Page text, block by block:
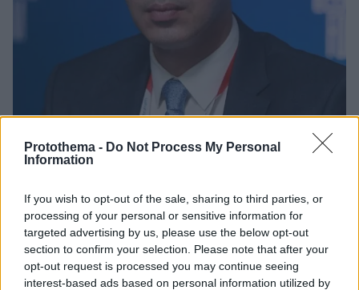
Protothema - Do Not Process My Personal
Information
If you wish to opt-out of the sale, sharing to third parties, or
processing of your personal or sensitive information for
targeted advertising by us, please use the below opt-out
section to confirm your selection. Please note that after your
opt-out request is processed you may continue seeing
interest-based ads based on personal information utilized by
ανακοίνωσε ο Θεμιστοκλέους
Για το επόμενο διάστημα έχον εξασφαλίστηκαν 7000
δωρεάν χειρουργεία σε ιδιωτικές κλινικές χωρίς
καμία οικονομική επιβάρυνση για τους πολίτες,
σύμφωνα με τον υφυπουργό Υγείας
06.05.2025, 20:04